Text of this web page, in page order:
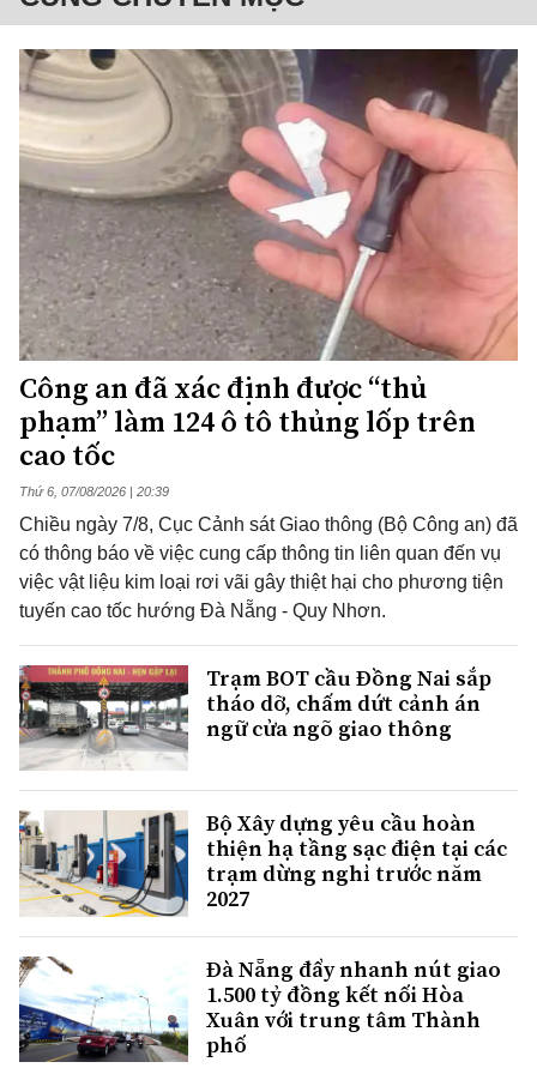
Công an đã xác định được “thủ
phạm” làm 124 ô tô thủng lốp trên
cao tốc
Thứ 6, 07/08/2026 | 20:39
Chiều ngày 7/8, Cục Cảnh sát Giao thông (Bộ Công an) đã
có thông báo về việc cung cấp thông tin liên quan đến vụ
việc vật liệu kim loại rơi vãi gây thiệt hại cho phương tiện
tuyến cao tốc hướng Đà Nẵng - Quy Nhơn.
Trạm BOT cầu Đồng Nai sắp
tháo dỡ, chấm dứt cảnh án
ngữ cửa ngõ giao thông
Bộ Xây dựng yêu cầu hoàn
thiện hạ tầng sạc điện tại các
trạm dừng nghỉ trước năm
2027
Đà Nẵng đẩy nhanh nút giao
1.500 tỷ đồng kết nối Hòa
Xuân với trung tâm Thành
phố